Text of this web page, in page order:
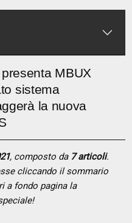
MBUX
sistema
la nuova
, composto da 7 articoli.
cliccando il sommario
a fondo pagina la